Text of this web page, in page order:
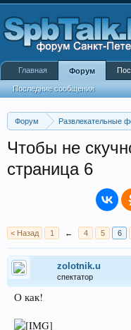
Форум Развлекательные
Чтобы не
страница 6
< Назад 1 ← 4 5 6
zolotnik.u
спектатор
О как!
Главная Форум
Последние сообщения